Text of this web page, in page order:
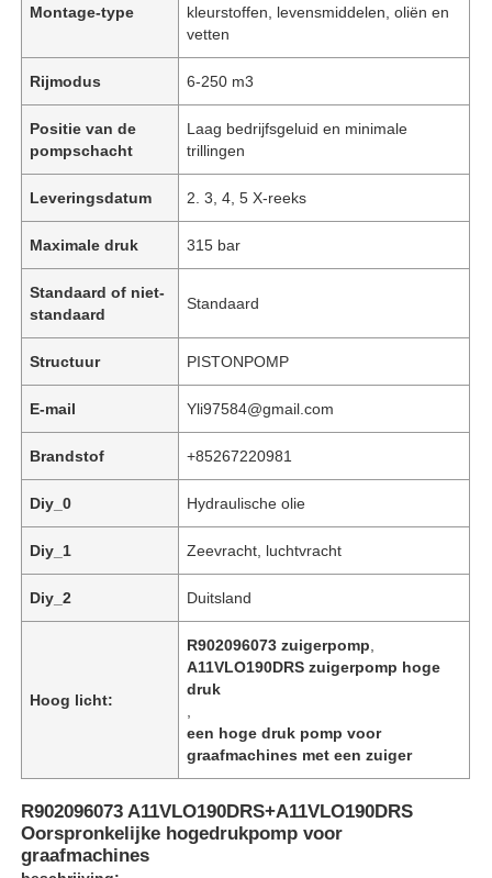
Thuis
Producten
Fabriekstocht
Montage-type
kleurstoffen, levensmiddelen, oliën en
vetten
Rijmodus 6-250 m3
Positie van de
pompschacht
Laag bedrijfsgeluid en minimale
trillingen
Leveringsdatum 2. 3, 4, 5 X-reeks
Maximale druk 315 bar
Standaard of niet-
standaard
Standaard
Structuur PISTONPOMP
E-mail Yli97584@gmail.com
Brandstof +85267220981
Diy_0 Hydraulische olie
Diy_1 Zeevracht, luchtvracht
Diy_2 Duitsland
Hoog licht:
R902096073 zuigerpomp
A11VLO190DRS zuigerpomp hoge
druk
een hoge druk pomp voor
graafmachines met een zuiger
R902096073 A11VLO190DRS+A11VLO190DRS
Oorspronkelijke hogedrukpomp voor
graafmachines